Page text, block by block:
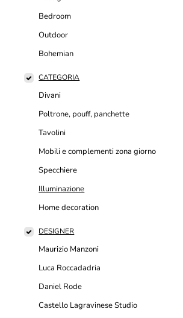
Bedroom
Outdoor
Bohemian
CATEGORIA
Divani
Poltrone, pouff, panchette
Tavolini
Mobili e complementi zona giorno
Specchiere
Illuminazione
Home decoration
DESIGNER
Maurizio Manzoni
Luca Roccadadria
Daniel Rode
Castello Lagravinese Studio